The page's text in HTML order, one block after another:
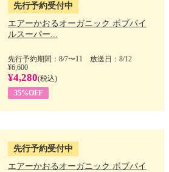
先行予約受付中
エアーかおるオーガニック ボブパイ
ルスーパー...
先行予約期間：8/7〜11 放送日：8/12
¥6,600
¥4,280(税込)
35%OFF
先行予約受付中
エアーかおるオーガニック ボブパイ